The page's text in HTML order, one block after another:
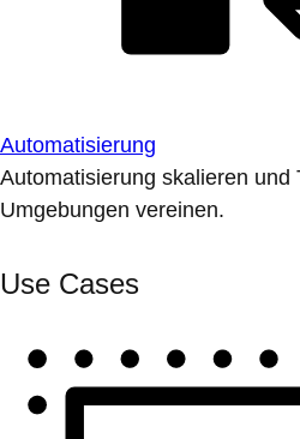
Automatisierung
Automatisierung skalieren und
Umgebungen vereinen.
Use Cases